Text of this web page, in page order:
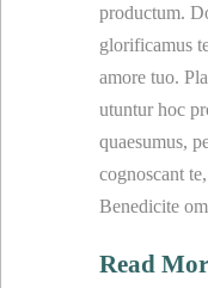
productum.
glorificamus
amore tuo.
utuntur hoc
quaesumus,
cognoscant
Benedicite
Read